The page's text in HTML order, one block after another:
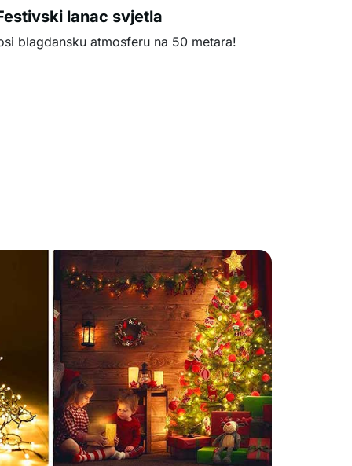
lanac svjetla
blagdansku atmosferu na 50 metara!